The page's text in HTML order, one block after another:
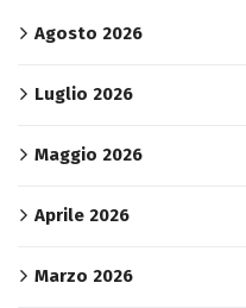
Agosto 2026
Luglio 2026
Maggio 2026
Aprile 2026
Marzo 2026